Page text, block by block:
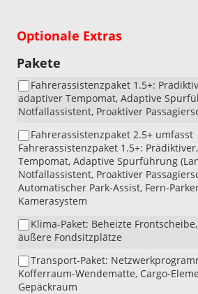
Optionale Extras
Pakete
Fahrerassistenzpaket 1.5+:
adaptiver Tempomat, Adaptive
Notfallassistent, Proaktiver
Fahrerassistenzpaket 2.5+ umfasst
Fahrerassistenzpaket 1.5+:
Tempomat, Adaptive Spurführung
Notfallassistent, Proaktiver
Automatischer Park-Assist, Fern-
Kamerasystem
Klima-Paket: Beheizte
äußere Fondsitzplätze
Transport-Paket:
Kofferraum-Wendematte, Cargo-
Gepäckraum